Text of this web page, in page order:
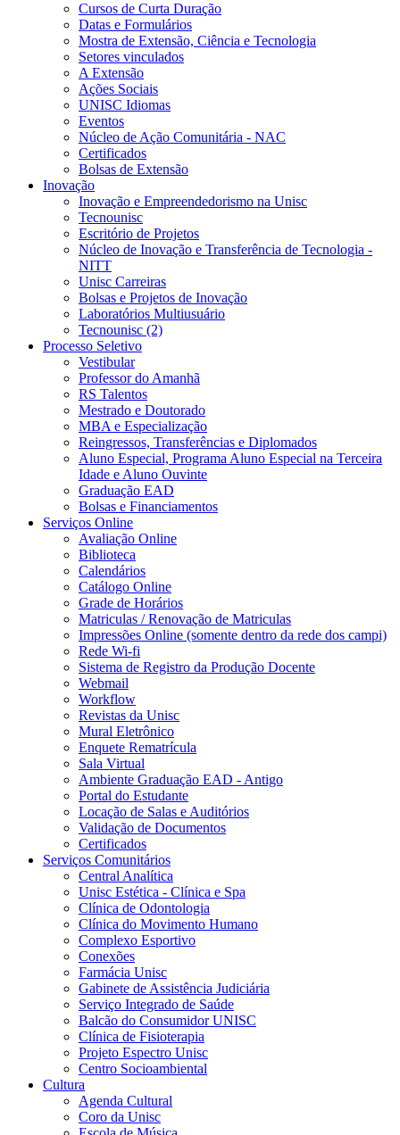
Cursos de Curta Duração
Datas e Formulários
Mostra de Extensão, Ciência e Tecnologia
Setores vinculados
A Extensão
Ações Sociais
UNISC Idiomas
Eventos
Núcleo de Ação Comunitária - NAC
Certificados
Bolsas de Extensão
Inovação
Inovação e Empreendedorismo na Unisc
Tecnounisc
Escritório de Projetos
Núcleo de Inovação e Transferência de Tecnologia -
NITT
Unisc Carreiras
Bolsas e Projetos de Inovação
Laboratórios Multiusuário
Tecnounisc (2)
Processo Seletivo
Vestibular
Professor do Amanhã
RS Talentos
Mestrado e Doutorado
MBA e Especialização
Reingressos, Transferências e Diplomados
Aluno Especial, Programa Aluno Especial na Terceira
Idade e Aluno Ouvinte
Graduação EAD
Bolsas e Financiamentos
Serviços Online
Avaliação Online
Biblioteca
Calendários
Catálogo Online
Grade de Horários
Matriculas / Renovação de Matriculas
Impressões Online (somente dentro da rede dos campi)
Rede Wi-fi
Sistema de Registro da Produção Docente
Webmail
Workflow
Revistas da Unisc
Mural Eletrônico
Enquete Rematrícula
Sala Virtual
Ambiente Graduação EAD - Antigo
Portal do Estudante
Locação de Salas e Auditórios
Validação de Documentos
Certificados
Serviços Comunitários
Central Analítica
Unisc Estética - Clínica e Spa
Clínica de Odontologia
Clínica do Movimento Humano
Complexo Esportivo
Conexões
Farmácia Unisc
Gabinete de Assistência Judiciária
Serviço Integrado de Saúde
Balcão do Consumidor UNISC
Clínica de Fisioterapia
Projeto Espectro Unisc
Centro Socioambiental
Cultura
Agenda Cultural
Coro da Unisc